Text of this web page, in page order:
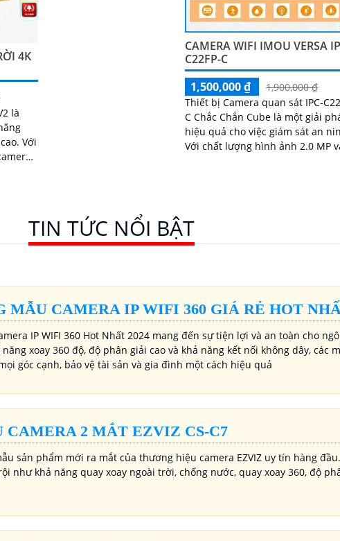
4K
là
Với
CAMERA WIFI IMOU VERSA
C22FP-C
1,500,000 ₫
1,900,000 ₫
Thiết bị Camera quan sát IPC-
C Chắc Chắn Cube là một giải
hiệu quả cho việc giám sát an
Với chất lượng hình ảnh 2.0 MP
TIN TỨC NỔI BẬT
MẪU CAMERA IP WIFI 360 GIÁ RẺ HOT
IP WIFI 360 Hot Nhất 2024 mang đến sự tiện lợi và an toàn cho
xoay 360 độ, độ phân giải cao và khả năng kết nối không dây, các
góc cạnh, bảo vệ tài sản và gia đình một cách hiệu quả
2 MẮT EZVIZ CS-C7
sản phẩm mới ra mắt của thương hiệu camera EZVIZ uy tín hàng
như khả năng quay xoay ngoài trời, chống nước, quay xoay 360, độ